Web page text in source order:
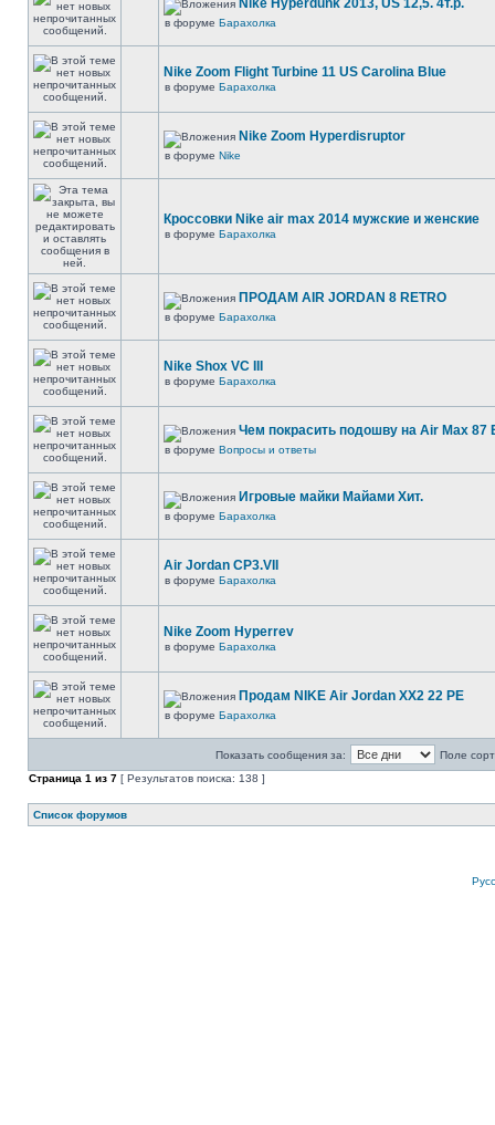
Nike Hyperdunk 2013, US 12,5. 4т.р.
в форуме Барахолка
Nike Zoom Flight Turbine 11 US Carolina Blue
в форуме Барахолка
Nike Zoom Hyperdisruptor
в форуме Nike
Кроссовки Nike air max 2014 мужские и женские
в форуме Барахолка
ПРОДАМ AIR JORDAN 8 RETRO
в форуме Барахолка
Nike Shox VC III
в форуме Барахолка
Чем покрасить подошву на Air Max 87
в форуме Вопросы и ответы
Игровые майки Майами Хит.
в форуме Барахолка
Air Jordan CP3.VII
в форуме Барахолка
Nike Zoom Hyperrev
в форуме Барахолка
Продам NIKE Air Jordan XX2 22 PE
в форуме Барахолка
Показать сообщения за:
Поле
Страница 1 из 7 [ Результатов поиска: 138 ]
Список форумов